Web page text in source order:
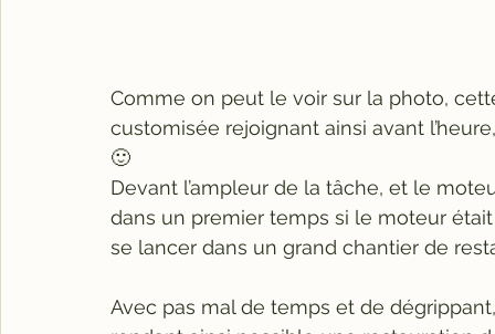
Comme on peut le voir sur la photo,
customisée rejoignant ainsi avant
🙂
Devant l’ampleur de la tâche, et le
dans un premier temps si le moteur
se lancer dans un grand chantier de
Avec pas mal de temps et de